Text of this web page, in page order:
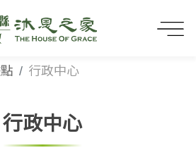
行政中心
行政中心